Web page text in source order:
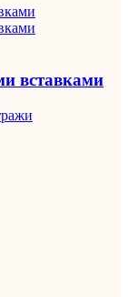
вставками